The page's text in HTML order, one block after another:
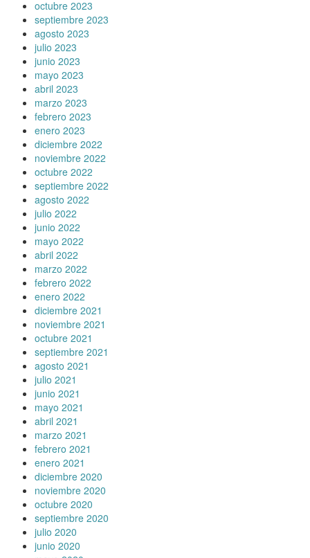
octubre 2023
septiembre 2023
agosto 2023
julio 2023
junio 2023
mayo 2023
abril 2023
marzo 2023
febrero 2023
enero 2023
diciembre 2022
noviembre 2022
octubre 2022
septiembre 2022
agosto 2022
julio 2022
junio 2022
mayo 2022
abril 2022
marzo 2022
febrero 2022
enero 2022
diciembre 2021
noviembre 2021
octubre 2021
septiembre 2021
agosto 2021
julio 2021
junio 2021
mayo 2021
abril 2021
marzo 2021
febrero 2021
enero 2021
diciembre 2020
noviembre 2020
octubre 2020
septiembre 2020
julio 2020
junio 2020